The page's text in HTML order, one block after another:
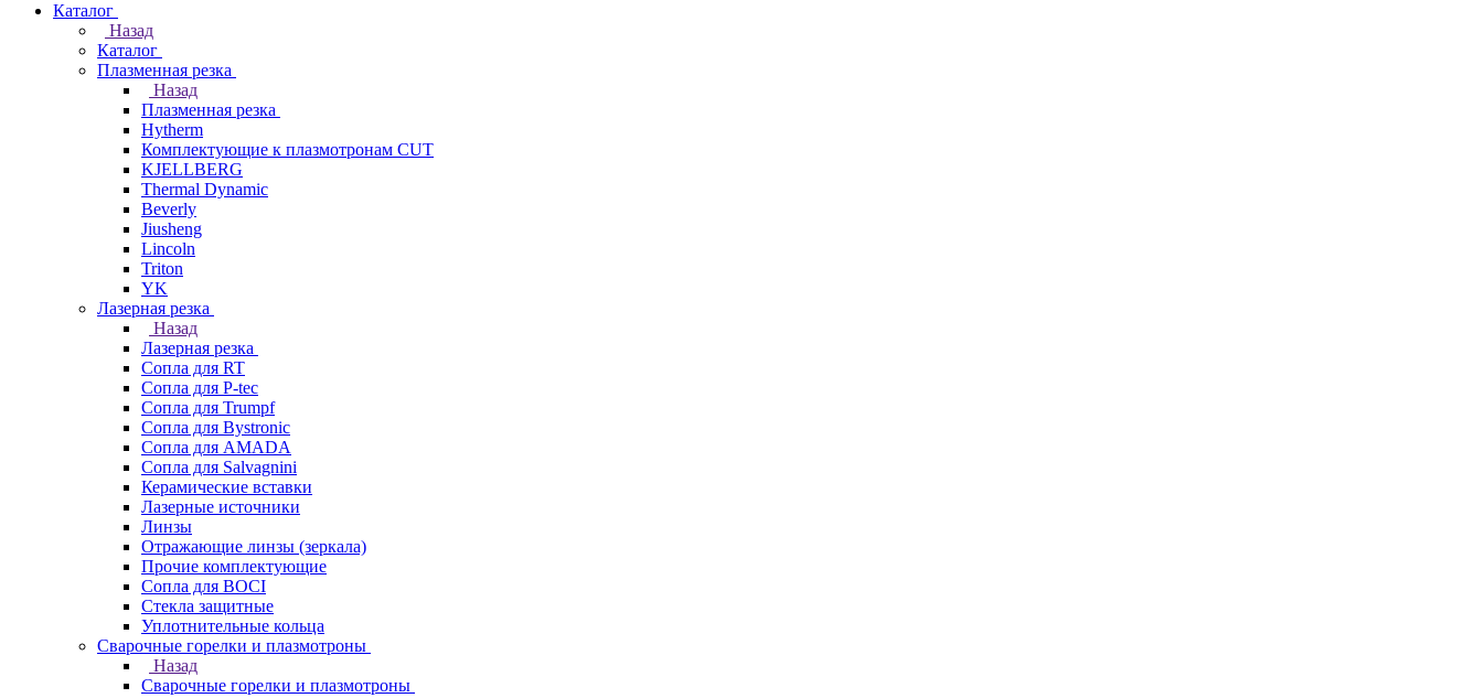
Каталог
Назад
Каталог
Плазменная резка
Назад
Плазменная резка
Hytherm
Комплектующие к плазмотронам CUT
KJELLBERG
Thermal Dynamic
Beverly
Jiusheng
Lincoln
Triton
YK
Лазерная резка
Назад
Лазерная резка
Сопла для RT
Сопла для P-tec
Сопла для Trumpf
Сопла для Bystronic
Сопла для AMADA
Сопла для Salvagnini
Керамические вставки
Лазерные источники
Линзы
Отражающие линзы (зеркала)
Прочие комплектующие
Сопла для BOCI
Стекла защитные
Уплотнительные кольца
Сварочные горелки и плазмотроны
Назад
Сварочные горелки и плазмотроны